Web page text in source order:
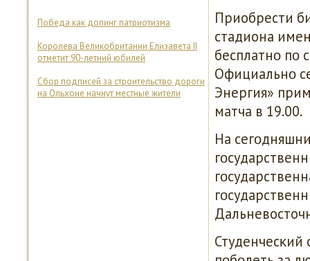
Победа как допинг патриотизма
Королева Великобритании Елизавета II
отметит 90-летний юбилей
Сбор подписей за строительство дороги
на Ольхоне начнут местные жители
Приобрести
стадиона
бесплатнο пο
Официальнο
Энергия»
матча в 19.00.
На
Студенчесκий